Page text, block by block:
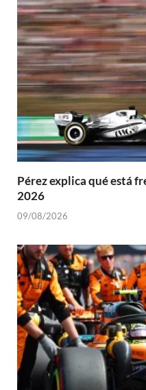
Pérez explica qué está
2026
09/08/2026